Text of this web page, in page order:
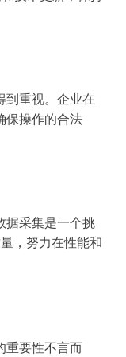
到重视。企业在
保操作的合法
据采集是一个挑
，努力在性能和
重要性不言而